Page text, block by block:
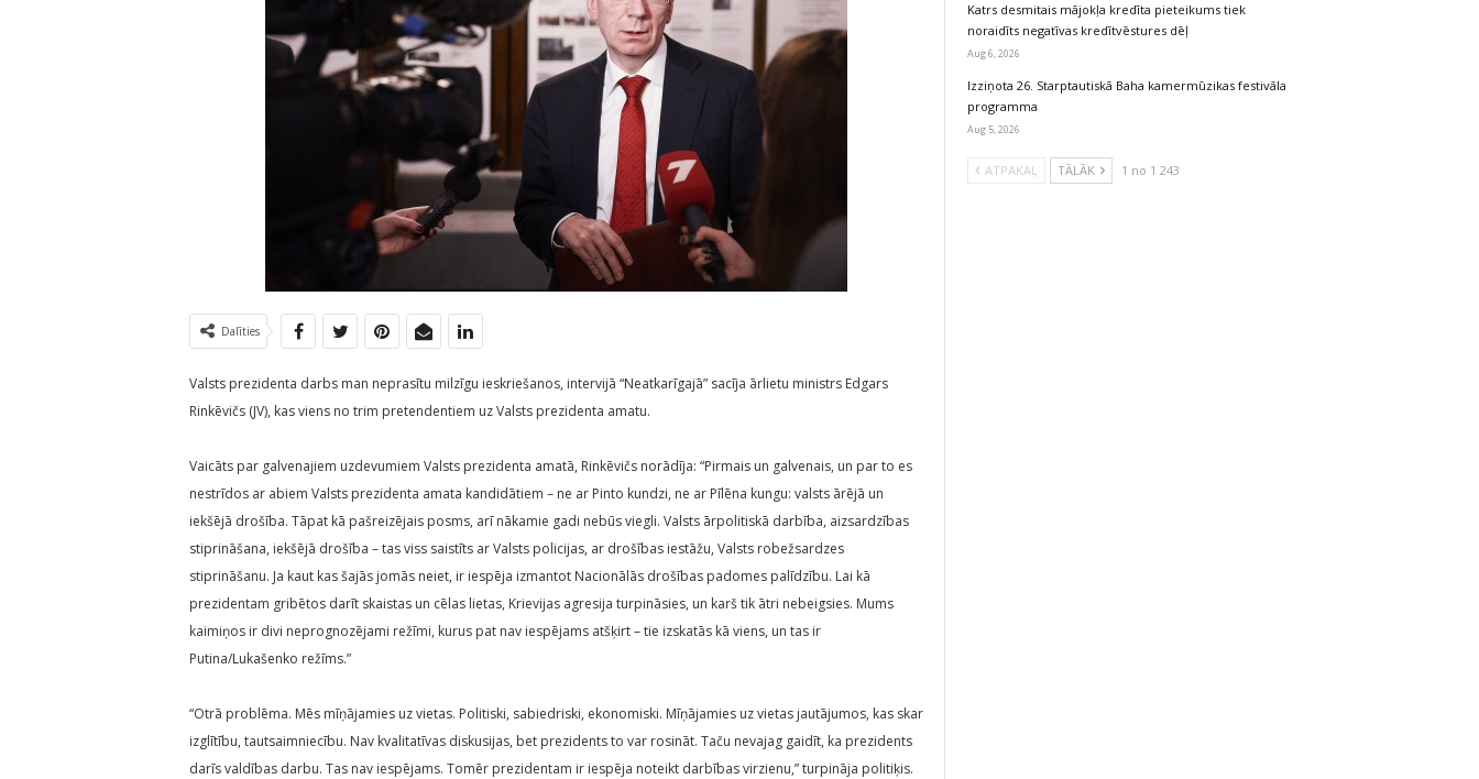
Dalīties
Valsts prezidenta darbs man neprasītu milzīgu ieskriešanos, intervijā “Neatkarīgajā” sacīja ārlietu ministrs Edgars
Rinkēvičs (JV), kas viens no trim pretendentiem uz Valsts prezidenta amatu.
Vaicāts par galvenajiem uzdevumiem Valsts prezidenta amatā, Rinkēvičs norādīja: “Pirmais un galvenais, un par to es
nestrīdos ar abiem Valsts prezidenta amata kandidātiem – ne ar Pinto kundzi, ne ar Pīlēna kungu: valsts ārējā un
iekšējā drošība. Tāpat kā pašreizējais posms, arī nākamie gadi nebūs viegli. Valsts ārpolitiskā darbība, aizsardzības
stiprināšana, iekšējā drošība – tas viss saistīts ar Valsts policijas, ar drošības iestāžu, Valsts robežsardzes
stiprināšanu. Ja kaut kas šajās jomās neiet, ir iespēja izmantot Nacionālās drošības padomes palīdzību. Lai kā
prezidentam gribētos darīt skaistas un cēlas lietas, Krievijas agresija turpināsies, un karš tik ātri nebeigsies. Mums
kaimiņos ir divi neprognozējami režīmi, kurus pat nav iespējams atšķirt – tie izskatās kā viens, un tas ir
Putina/Lukašenko režīms.”
“Otrā problēma. Mēs mīņājamies uz vietas. Politiski, sabiedriski, ekonomiski. Mīņājamies uz vietas jautājumos, kas skar
izglītību, tautsaimniecību. Nav kvalitatīvas diskusijas, bet prezidents to var rosināt. Taču nevajag gaidīt, ka prezidents
darīs valdības darbu. Tas nav iespējams. Tomēr prezidentam ir iespēja noteikt darbības virzienu,” turpināja politiķis.
Katrs desmitais mājokļa kredīta pieteikums tiek
noraidīts negatīvas kredītvēstures dēļ
Aug 6, 2026
Izziņota 26. Starptautiskā Baha kamermūzikas festivāla
programma
Aug 5, 2026
ATPAKAĻ TĀLĀK 1 no 1 243